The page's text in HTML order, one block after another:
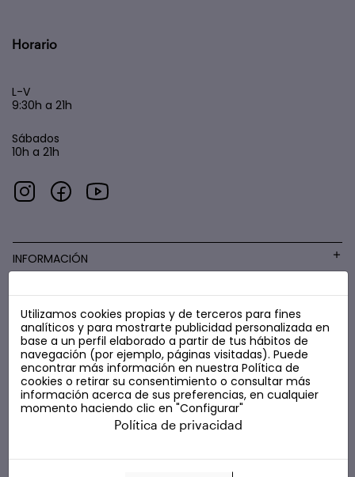
Horario
L-V
9:30h a 21h
Sábados
10h a 21h
INFORMACIÓN
COSMÉTICA LOW COST
Utilizamos cookies propias y de terceros para fines
analíticos y para mostrarte publicidad personalizada en
base a un perfil elaborado a partir de tus hábitos de
navegación (por ejemplo, páginas visitadas). Puede
encontrar más información en nuestra Política de
cookies o retirar su consentimiento o consultar más
información acerca de sus preferencias, en cualquier
momento haciendo clic en "Configurar"
Política de privacidad